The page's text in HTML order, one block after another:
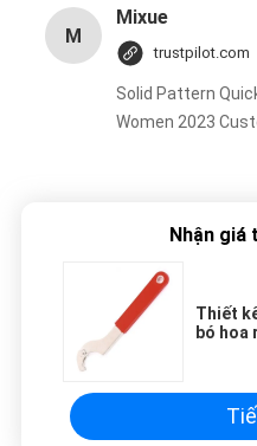
M
Mixue
trustpilot.com
Solid Pattern
Women 2023
Nhận
Thiết
bó hoa